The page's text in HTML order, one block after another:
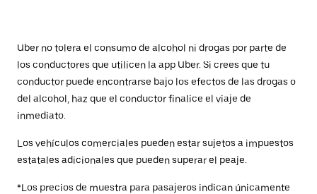
Uber no tolera el consumo de alcohol ni drogas por parte de
los conductores que utilicen la app Uber. Si crees que tu
conductor puede encontrarse bajo los efectos de las drogas o
del alcohol, haz que el conductor finalice el viaje de
inmediato.
Los vehículos comerciales pueden estar sujetos a impuestos
estatales adicionales que pueden superar el peaje.
*Los precios de muestra para pasajeros indican únicamente